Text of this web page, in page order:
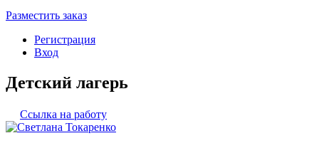
Разместить заказ
Регистрация
Вход
Детский лагерь
Ссылка на работу